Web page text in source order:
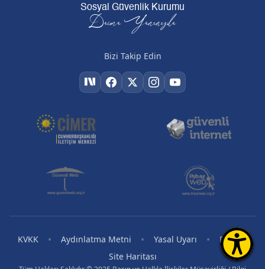
Sosyal Güvenlik Kurumu
Daima Yanınızda
Bizi Takip Edin
KVKK • Aydınlatma Metni • Yasal Uyarı • RSS •
Site Haritası